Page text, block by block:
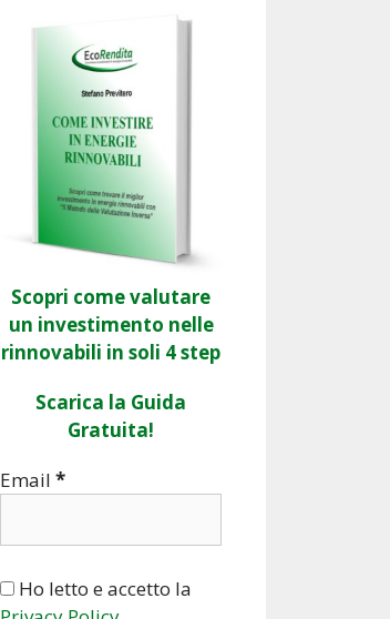
Scopri come valutare
un investimento nelle
rinnovabili in soli 4 step
Scarica la Guida
Gratuita!
Email *
Ho letto e accetto la